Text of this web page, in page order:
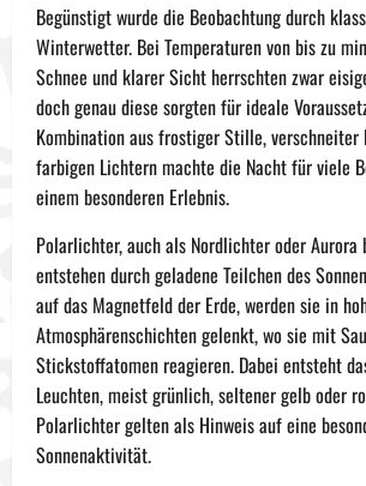
Begünstigt wurde die Beobachtung durch
Winterwetter. Bei Temperaturen von bis zu
Schnee und klarer Sicht herrschten zwar
doch genau diese sorgten für ideale
Kombination aus frostiger Stille, verschneiter
farbigen Lichtern machte die Nacht für viele
einem besonderen Erlebnis.
Polarlichter, auch als Nordlichter oder Aurora
entstehen durch geladene Teilchen des
auf das Magnetfeld der Erde, werden sie in
Atmosphärenschichten gelenkt, wo sie mit
Stickstoffatomen reagieren. Dabei entsteht
Leuchten, meist grünlich, seltener gelb oder
Polarlichter gelten als Hinweis auf eine
Sonnenaktivität.